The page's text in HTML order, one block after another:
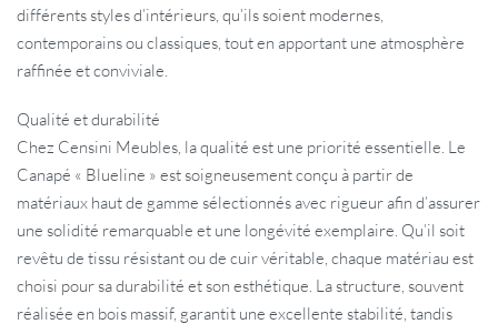
différents styles d’intérieurs, qu’ils soient modernes,
contemporains ou classiques, tout en apportant une atmosphère
raffinée et conviviale.
Qualité et durabilité
Chez Censini Meubles, la qualité est une priorité essentielle. Le
Canapé « Blueline » est soigneusement conçu à partir de
matériaux haut de gamme sélectionnés avec rigueur afin d’assurer
une solidité remarquable et une longévité exemplaire. Qu’il soit
revêtu de tissu résistant ou de cuir véritable, chaque matériau est
choisi pour sa durabilité et son esthétique. La structure, souvent
réalisée en bois massif, garantit une excellente stabilité, tandis